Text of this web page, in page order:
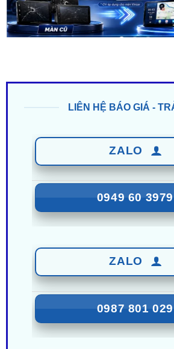
0949 60 3979
0987 801 029